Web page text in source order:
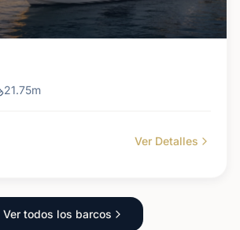
21.75m
Ver Detalles
Ver todos los barcos